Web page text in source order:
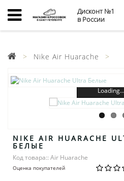
Дисконт №1
в России
Nike Air Huarache
Loading...
NIKE AIR HUARACHE
БЕЛЫЕ
Код товара:: Air Huarache
Оценка покупателей